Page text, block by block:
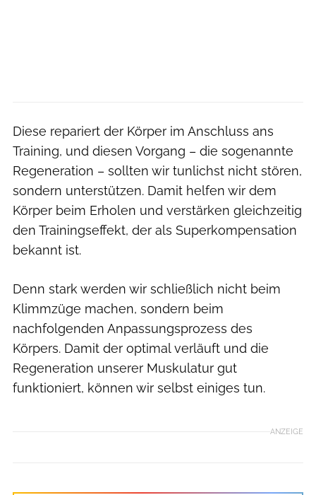
Diese repariert der Körper im Anschluss ans
Training, und diesen Vorgang – die sogenannte
Regeneration – sollten wir tunlichst nicht stören,
sondern unterstützen. Damit helfen wir dem
Körper beim Erholen und verstärken gleichzeitig
den Trainingseffekt, der als Superkompensation
bekannt ist.
Denn stark werden wir schließlich nicht beim
Klimmzüge machen, sondern beim
nachfolgenden Anpassungsprozess des
Körpers. Damit der optimal verläuft und die
Regeneration unserer Muskulatur gut
funktioniert, können wir selbst einiges tun.
ANZEIGE